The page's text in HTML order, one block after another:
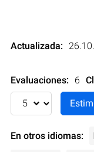
Actualizada:
Evaluaciones: 6
En otros idiomas: